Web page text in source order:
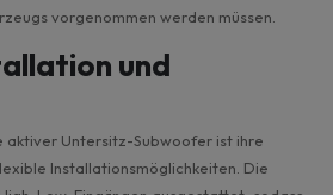
vorgenommen werden müssen.
und
aktiver Untersitz-Subwoofer ist ihre
Installationsmöglichkeiten. Die